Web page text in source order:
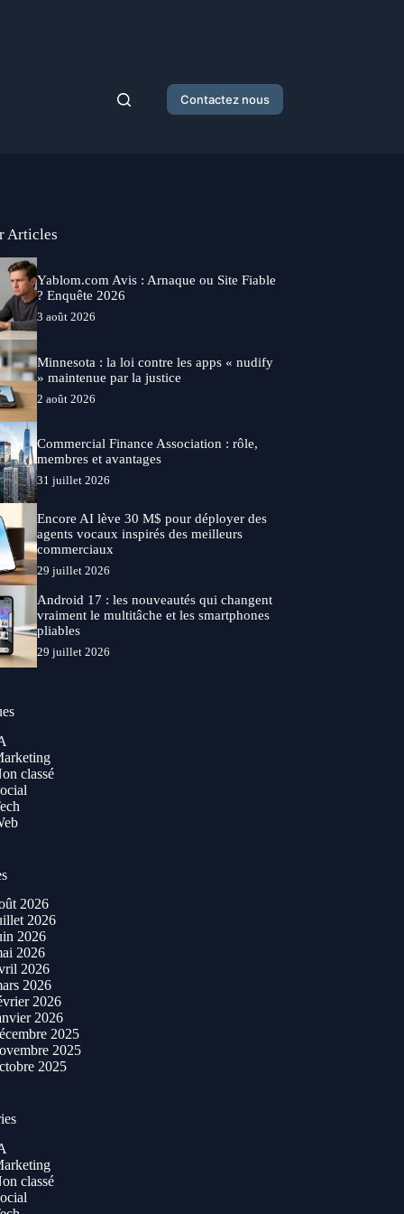
Contactez nous
Articles
Yablom.com Avis : Arnaque ou Site Fiable
? Enquête 2026
3 août 2026
Minnesota : la loi contre les apps « nudify
» maintenue par la justice
2 août 2026
Commercial Finance Association : rôle,
membres et avantages
31 juillet 2026
Encore AI lève 30 M$ pour déployer des
agents vocaux inspirés des meilleurs
commerciaux
29 juillet 2026
Android 17 : les nouveautés qui changent
vraiment le multitâche et les smartphones
pliables
29 juillet 2026
classé
2026
2026
2026
2026
2026
2026
2026
2026
2025
2025
2025
classé